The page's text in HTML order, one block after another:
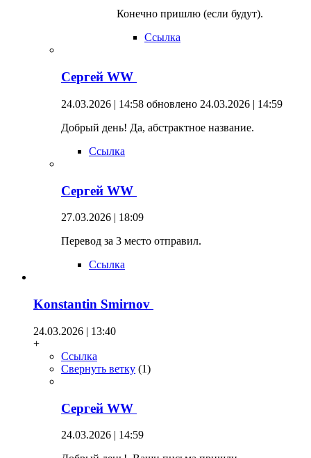
Конечно пришлю (если будут).
Ссылка
Сергей WW
24.03.2026 | 14:58 обновлено 24.03.2026 | 14:59
Добрый день! Да, абстрактное название.
Ссылка
Сергей WW
27.03.2026 | 18:09
Перевод за 3 место отправил.
Ссылка
Konstantin Smirnov
24.03.2026 | 13:40
+
Ссылка
Свернуть ветку (1)
Сергей WW
24.03.2026 | 14:59